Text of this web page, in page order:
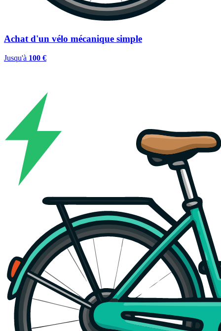
Achat d'un vélo mécanique simple
Jusqu'à 100 €